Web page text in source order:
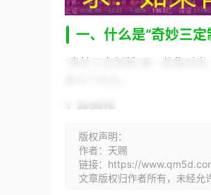
一、什么是“奇妙三定
“奇妙三定制版”是一款集时
1. 独特性
【独特性】是“奇妙三定制
出独一无二的风格。
2. 品质
版权声明：
作者：天赐
链接：https://
文章版权归作者所有，未经允